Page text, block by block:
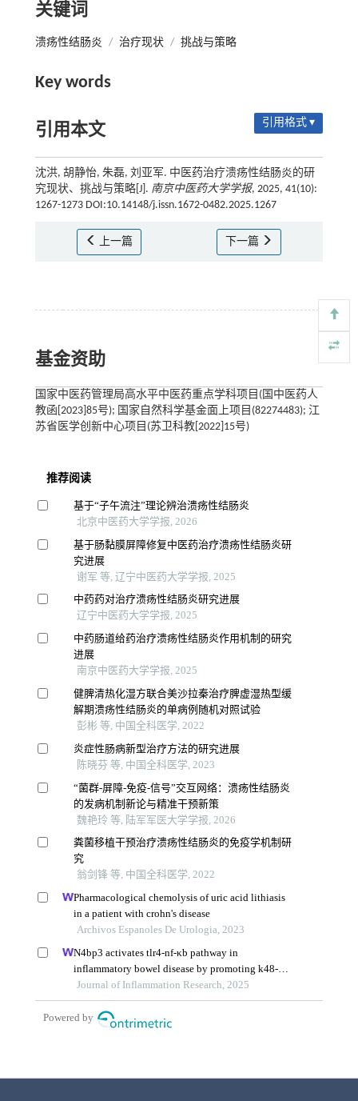
关键词
溃疡性结肠炎 / 治疗现状 / 挑战与策略
Key words
引用本文 引用格式 ▾
沈洪, 胡静怡, 朱磊, 刘亚军. 中医药治疗溃疡性结肠炎的研
究现状、挑战与策略[J]. 南京中医药大学学报, 2025, 41(10):
1267-1273 DOI:10.14148/j.issn.1672-0482.2025.1267
上一篇 下一篇
基金资助
国家中医药管理局高水平中医药重点学科项目(国中医药人
教函[2023]85号); 国家自然科学基金面上项目(82274483); 江
苏省医学创新中心项目(苏卫科教[2022]15号)